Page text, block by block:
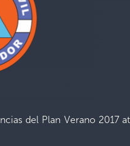
del Plan Verano 2017